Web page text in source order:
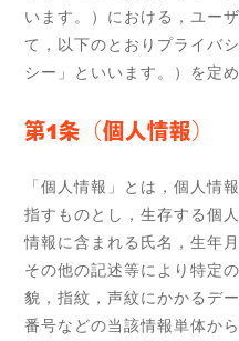
います。）における，ユー
て，以下のとおりプライバ
シー」といいます。）を定め
第1条（個人情報）
「個人情報」とは，個人情
指すものとし，生存する個
情報に含まれる氏名，生年
その他の記述等により特定
貌，指紋，声紋にかかるデ
番号などの当該情報単体か